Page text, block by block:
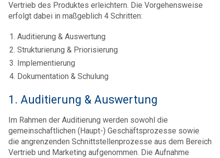
Vertrieb des Produktes erleichtern. Die Vorgehensweise
erfolgt dabei in maßgeblich 4 Schritten:
Auditierung & Auswertung
Strukturierung & Priorisierung
Implementierung
Dokumentation & Schulung
1. Auditierung & Auswertung
Im Rahmen der Auditierung werden sowohl die
gemeinschaftlichen (Haupt-) Geschäftsprozesse sowie
die angrenzenden Schnittstellenprozesse aus dem Bereich
Vertrieb und Marketing aufgenommen. Die Aufnahme